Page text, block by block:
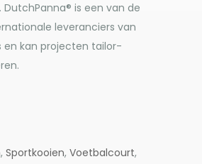
DutchPanna® is een van de
leveranciers van
en kan projecten tailor-
, Sportkooien, Voetbalcourt,